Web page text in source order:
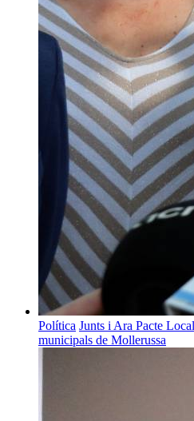
Política Junts i Ara Pacte
municipals de Mollerussa